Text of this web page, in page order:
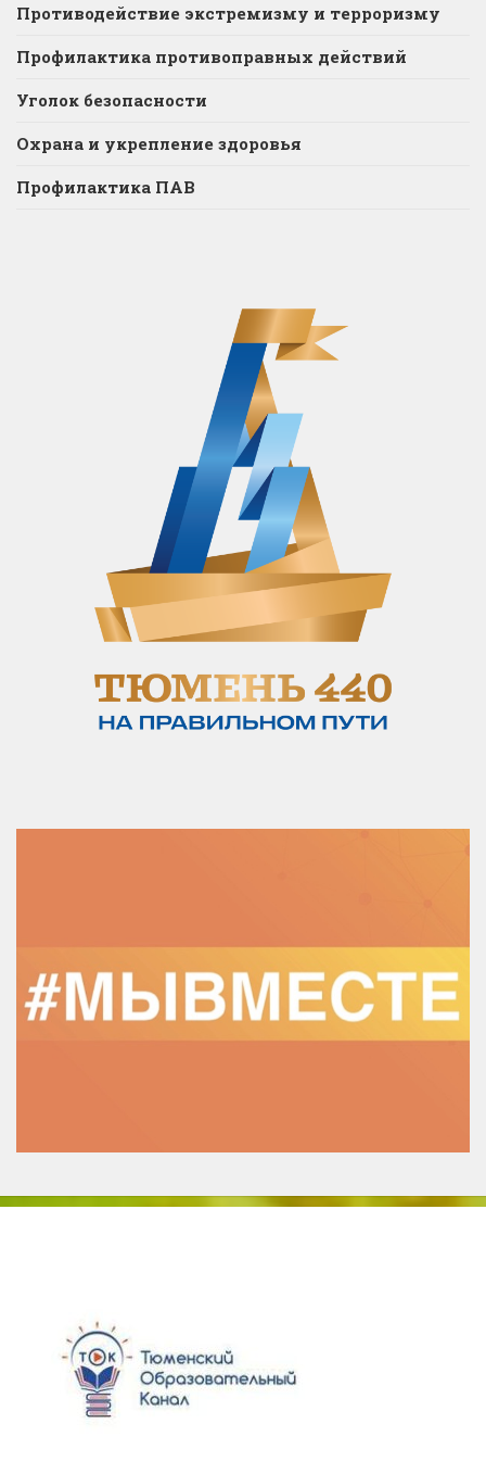
Противодействие экстремизму и терроризму
Профилактика противоправных действий
Уголок безопасности
Охрана и укрепление здоровья
Профилактика ПАВ